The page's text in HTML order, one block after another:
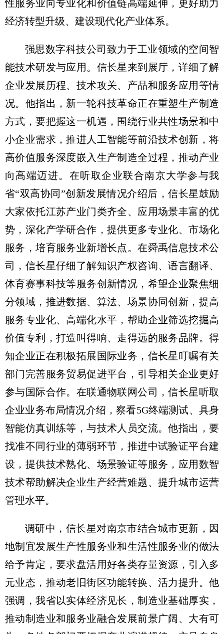
性服务业向专业化和价值链高端延伸，更好助力
经济转型升级、建设现代化产业体系。
强思数字科技公司致力于工业领域的空间智
能技术研发与应用。信长星来到展厅，详细了解
企业发展历程、技术攻关、产品和服务应用等情
况。他指出，新一轮科技革命正在重塑生产制造
方式，要把握这一机遇，围绕行业共性场景和中
小企业需求，推进人工智能等前沿技术创新，将
高价值服务深度嵌入生产制造全过程，推动产业
向高端迈进。在听取企业联合南京大学参与我
省“双高协同”创新发展情况介绍后，信长星鼓励
大家依托江苏产业门类齐全、应用场景丰富的优
势，深化产学研合作，提供更多专业化、市场化
服务，培育服务业新增长点。在舜禹信息技术公
司，信长星仔细了解知识产权咨询、语言翻译、
体育赛事科技等服务创新情况，希望企业聚焦细
分领域，推进数据、算法、场景协同创新，提高
服务专业化、高端化水平，帮助企业筛选挖掘高
价值专利，打造叫得响、走得远的服务品牌。得
知企业正在积极拓展国际业务，信长星叮嘱有关
部门完善服务贸易促进平台，引导相关企业更好
参与国际合作。在联通物联网公司，信长星听取
企业业务布局情况介绍，察看5G终端测试、具身
智能仿真训练等，与技术人员交流。他指出，要
找准不同行业的薄弱环节，推进中试验证平台建
设，提供技术熟化、场景验证等服务，应用数智
技术帮助解决企业生产经营难题、提升城市运营
管理水平。
调研中，信长星对南京市结合城市更新，因
地制宜发展生产性服务业和生活性服务业的做法
给予肯定，要求盘活用好各类存量资源，引入多
元业态，推动老旧街区功能转换、活力提升。他
强调，我省以实体经济见长，制造业基础厚实，
推动制造业和服务业融合发展前景广阔、大有可